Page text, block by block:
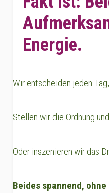
Energie.
Wir entscheiden jeden
Stellen wir die Ordnung
Oder inszenieren wir das
Beides spannend, ohne